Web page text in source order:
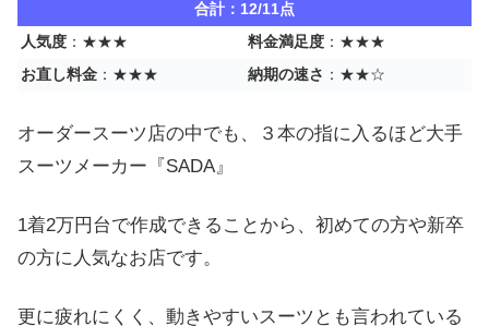
合計：12/11点
人気度 ：★★★ 料金満足度 ：★★★
お直し料金 ：★★★ 納期の速さ ：★★☆
オーダースーツ店の中でも、３本の指に入るほど大手
スーツメーカー『SADA』
1着2万円台で作成できることから、初めての方や新卒
の方に人気なお店です。
更に疲れにくく、動きやすいスーツとも言われている